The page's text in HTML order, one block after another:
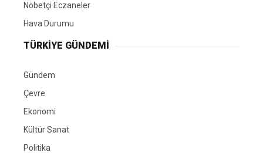
Nöbetçi Eczaneler
Hava Durumu
TÜRKIYE GÜNDEMI
Gündem
Çevre
Ekonomi
Kültür Sanat
Politika